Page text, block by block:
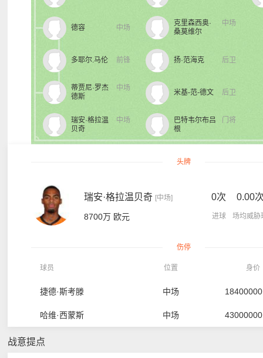
中场
德容
前锋
多耶尔.马伦
中场
蒂贾尼·罗杰
德斯
中场
瑞安·格拉温
贝奇
中场
克里森西奥·
桑莫维尔
后卫
扬·范海克
后卫
米基-范-德文
门将
巴特韦尔布吕
根
头牌
瑞安·格拉温贝奇 [中场]
8700万 欧元
0次
进球
0.00
场均威胁
伤停
球员 位置 身价
捷德·斯考滕 中场
哈维·西蒙斯 中场
战意提点